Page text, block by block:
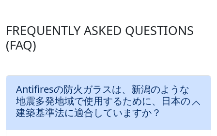
FREQUENTLY ASKED QUESTIONS
(FAQ)
Antifiresの防火ガラスは、新潟のような
地震多発地域で使用するために、日本の
建築基準法に適合していますか？